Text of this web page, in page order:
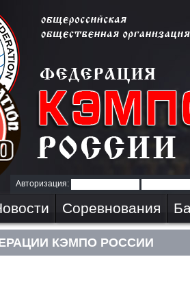
Авторизация:
Соревнования
КЭМПО РОССИИ